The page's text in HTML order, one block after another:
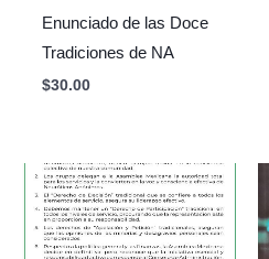
Enunciado de las Doce
Tradiciones de NA
$30.00